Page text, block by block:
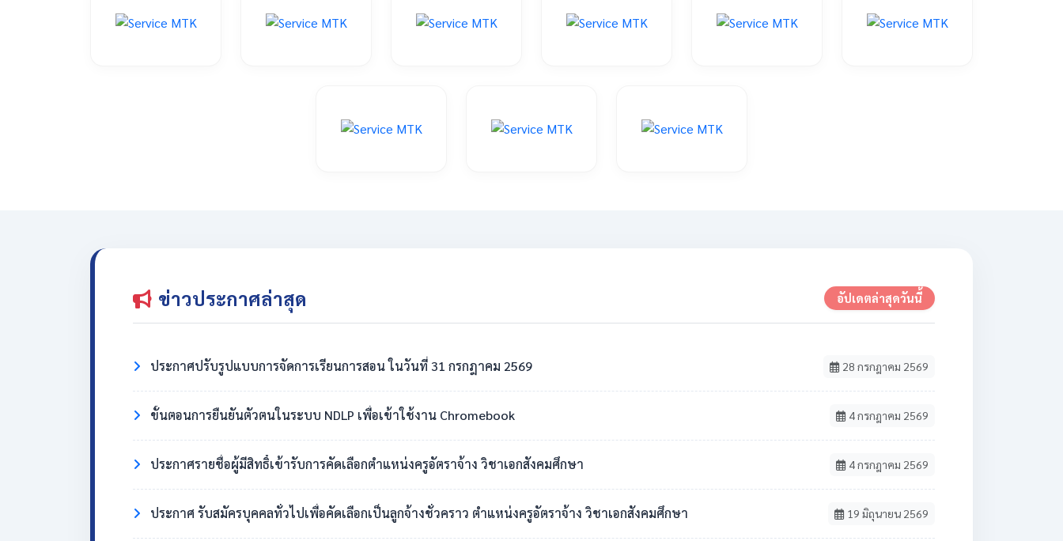
ข่าวประกาศล่าสุด อัปเดตล่าสุดวันนี้
ประกาศปรับรูปแบบการจัดการเรียนการสอน ในวันที่ 31 กรกฎาคม 2569 28 กรกฎาคม 2569
ขั้นตอนการยืนยันตัวตนในระบบ NDLP เพื่อเข้าใช้งาน Chromebook 4 กรกฎาคม 2569
ประกาศรายชื่อผู้มีสิทธิ์เข้ารับการคัดเลือกตำแหน่งครูอัตราจ้าง วิชาเอกสังคมศึกษา 4 กรกฎาคม 2569
ประกาศ รับสมัครบุคคลทั่วไปเพื่อคัดเลือกเป็นลูกจ้างชั่วคราว ตำแหน่งครูอัตราจ้าง วิชาเอกสังคมศึกษา 19 มิถุนายน 2569